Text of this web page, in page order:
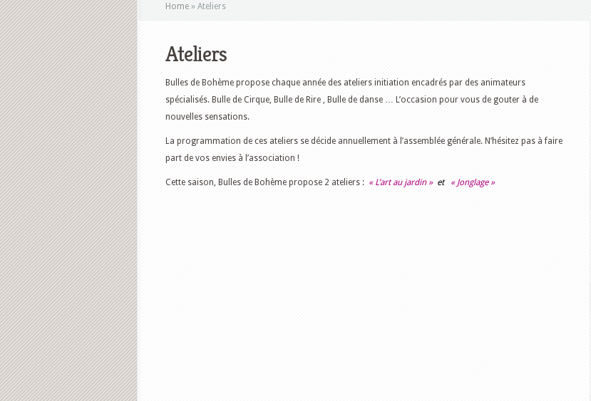
Home » Ateliers
Ateliers
Bulles de Bohème propose chaque année des ateliers initiation encadrés par des animateurs
spécialisés. Bulle de Cirque, Bulle de Rire , Bulle de danse … L’occasion pour vous de gouter à de
nouvelles sensations.
La programmation de ces ateliers se décide annuellement à l’assemblée générale. N’hésitez pas à faire
part de vos envies à l’association !
Cette saison, Bulles de Bohème propose 2 ateliers : « L’art au jardin » et « Jonglage »